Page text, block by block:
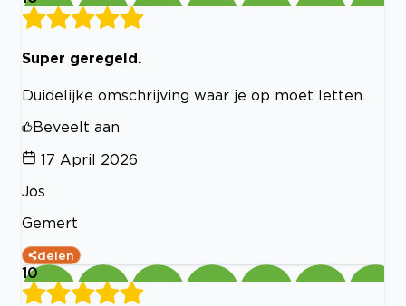
Super geregeld.
Duidelijke omschrijving waar je op moet letten.
Beveelt aan
17 April 2026
Jos
Gemert
delen
10